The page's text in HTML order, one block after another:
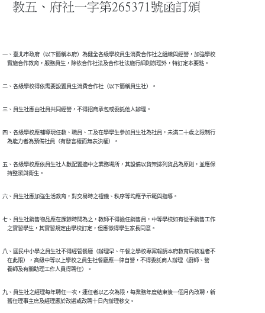
教五、府社一字第265371號函訂頒
一、臺北市政府（以下簡稱本府）為健全各級學校員生消費合作社之組織與經營，加強學校
    實施合作教育，服務員生，除依合作社法及合作社法施行細則辦理外，特訂定本要點。
二、各級學校得依需要設置員生消費合作社（以下簡稱員生社）。
三、員生社應由社員共同經營，不得招商承包或委託他人辦理。
四、各級學校應輔導現任教、職員、工及在學學生參加員生社為社員，未滿二十歲之限制行
    為能力者為預備社員（有發言權而無表決權）。
五、各級學校應依員生社人數配置適中之業務場所，其設備以貨架排列貨品為原則，並應保
    持整潔與衛生。
六、員生社應加強生活教育，對交易時之禮儀、秩序等均應予示範與指導。
七、員生社銷售物品應在課餘時間為之，教師不得擔任銷售員，中等學校如有從事銷售工作
    之實習學生，其實習規定由學校訂定，但應徵得學生家長同意。
八、國民中小學之員生社不得經管餐廳（辦理早、午餐之學校專案報請本府教育局核准者不
    在此限），高級中等以上學校之員生社餐廳應一律自營，不得委託商人辦理（廚師、營
    養師及有關助理工作人員得聘任）。
九、員生社之經理每年聘任一次，連任者以乙次為限，每業務年度結束後一個月內改聘，新
    舊任理事主席及經理應於改選或改聘十日內辦理移交。